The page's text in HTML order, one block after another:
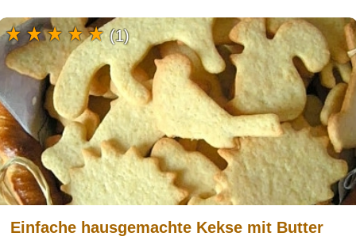
Einfache hausgemachte Kekse mit Butter
(1)